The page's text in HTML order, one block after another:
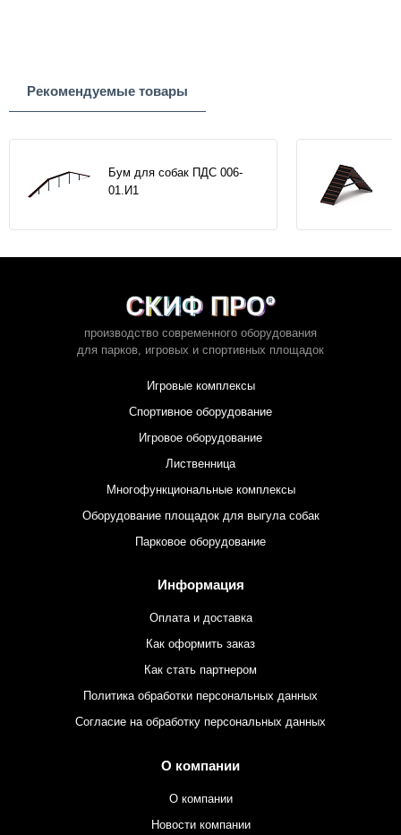
Рекомендуемые товары
Бум для собак ПДС 006-
01.И1
производство современного оборудования
для парков, игровых и спортивных площадок
Игровые комплексы
Спортивное оборудование
Игровое оборудование
Лиственница
Многофункциональные комплексы
Оборудование площадок для выгула собак
Парковое оборудование
Информация
Оплата и доставка
Как оформить заказ
Как стать партнером
Политика обработки персональных данных
Согласие на обработку персональных данных
О компании
О компании
Новости компании